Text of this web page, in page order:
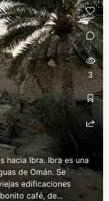
hacia Ibra. Ibra es una
de Omán. Se
edificaciones
café, de...
3